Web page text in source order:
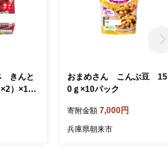
きんと
）×12
おまめさん こんぶ豆 15
0ｇ×10パック
寄附金額 7,000円
兵庫県朝来市